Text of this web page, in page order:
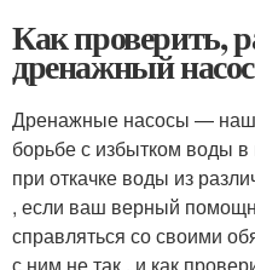
Как проверить,
дренажный
Дренажные насосы —
борьбе с избытком воды в
при откачке воды из
, если ваш верный
справляться со своими